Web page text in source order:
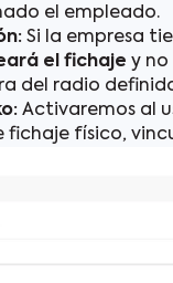
el empleado.
Si la empresa
el fichaje y no
del radio
Activaremos al
fichaje físico,